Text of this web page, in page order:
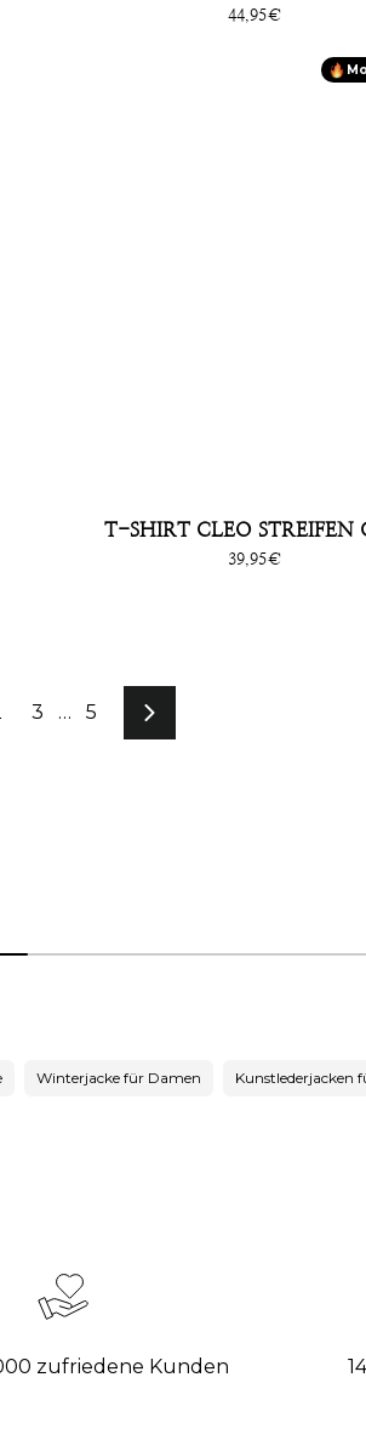
Sonderpreis
44,95€
T-SHIRT CLEO STREIFEN
Sonderpreis
39,95€
3 … 5 Vorwärts
Winterjacke für Damen Kunstlederjacken
zufriedene Kunden